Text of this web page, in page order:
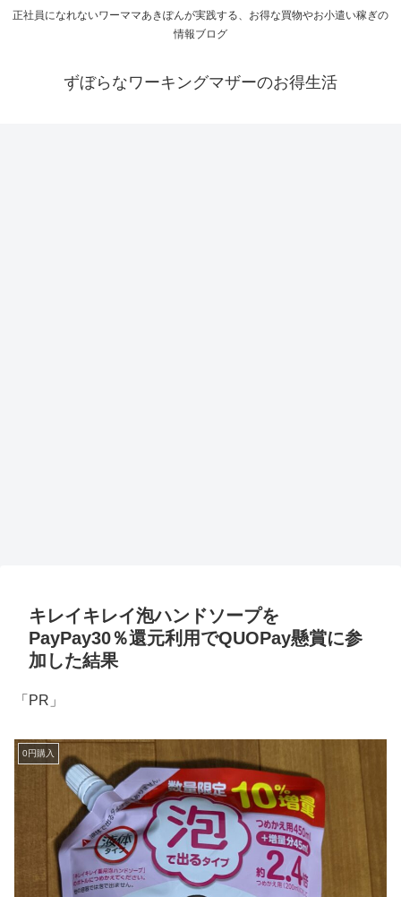
正社員になれないワーママあきぽんが実践する、お得な買物やお小遣い稼ぎの
情報ブログ
ずぼらなワーキングマザーのお得生活
キレイキレイ泡ハンドソープを
PayPay30％還元利用でQUOPay懸賞に参
加した結果
「PR」
0円購入